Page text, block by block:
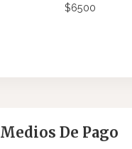
$6500
Medios De Pago